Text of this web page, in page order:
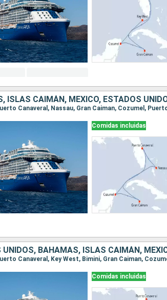
ISLAS CAIMÁN, MÉXICO, ESTADOS
Canaveral, Nassau, Gran Caiman, Cozumel,
Comidas incluidas
UNIDOS, BAHAMAS, ISLAS CAIMÁN,
Canaveral, Key West, Bimini, Gran Caiman,
Comidas incluidas